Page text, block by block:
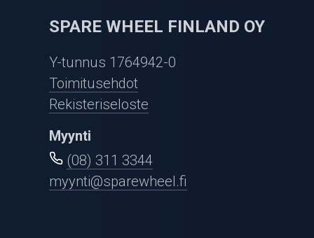
SPARE WHEEL FINLAND OY
Y-tunnus 1764942-0
Toimitusehdot
Rekisteriseloste
Myynti
(08) 311 3344
myynti@sparewheel.fi